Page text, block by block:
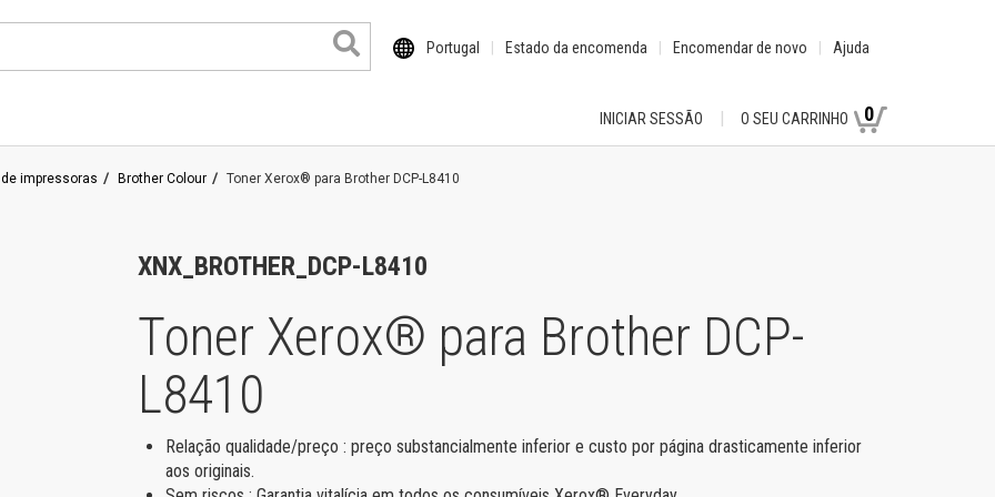
Portugal Estado da encomenda Encomendar de novo Ajuda
INICIAR SESSÃO O SEU CARRINHO 0
impressoras Brother Colour Toner Xerox® para Brother DCP-L8410
XNX_BROTHER_DCP-L8410
Toner Xerox® para Brother DCP-
L8410
Relação qualidade/preço : preço substancialmente inferior e custo por página drasticamente inferior
aos originais.